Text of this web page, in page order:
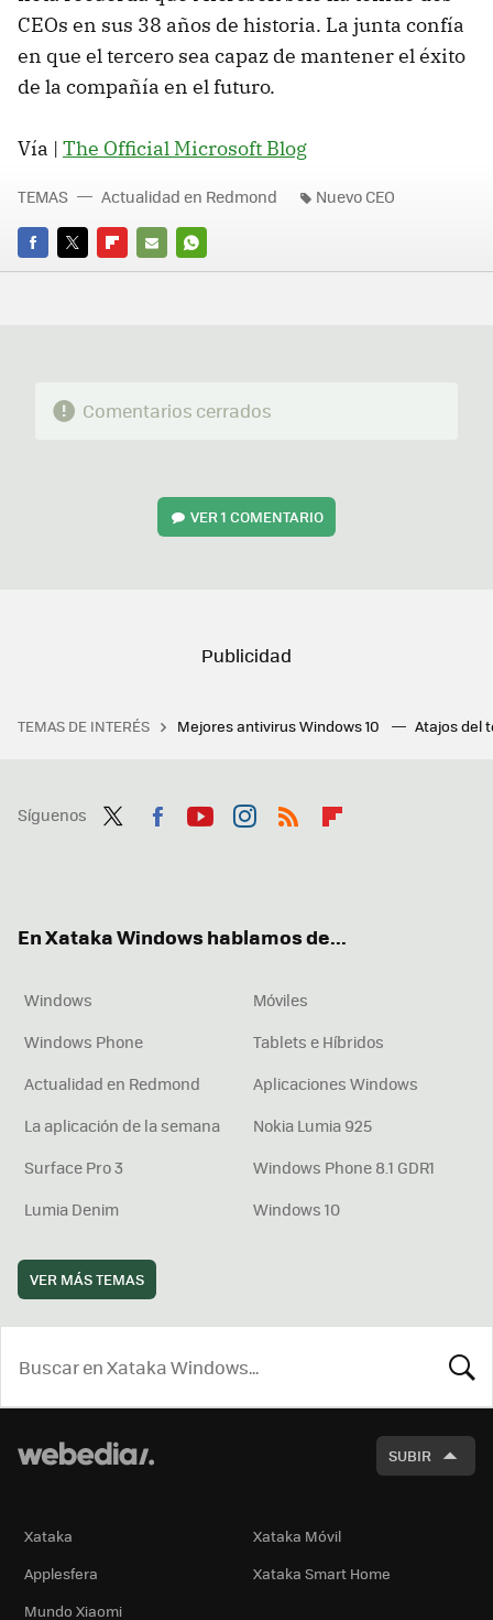
CEOs en sus 38 años de historia. La junta confía
en que el tercero sea capaz de mantener el éxito
de la compañía en el futuro.
Vía | The Official Microsoft Blog
FACEBOOK
TWITTERFLIPBOARD
E-
WHATSAPP
TEMAS Actualidad en Redmond Nuevo CEO
Comentarios cerrados
VER1 COMENTARIO
TEMAS DE INTERÉS Mejores antivirus Windows 10 Atajos del
Síguenos
En Xataka Windows hablamos de...
Windows
Móviles
Windows Phone
Tablets e Híbridos
Actualidad en Redmond
Aplicaciones Windows
La aplicación de la semana
Nokia Lumia 925
Surface Pro 3
Windows Phone 8.1 GDR1
Lumia Denim
Windows 10
VER MÁS TEMAS
SUBIR
Xataka
Xataka Móvil
Applesfera
Xataka Smart Home
Mundo Xiaomi